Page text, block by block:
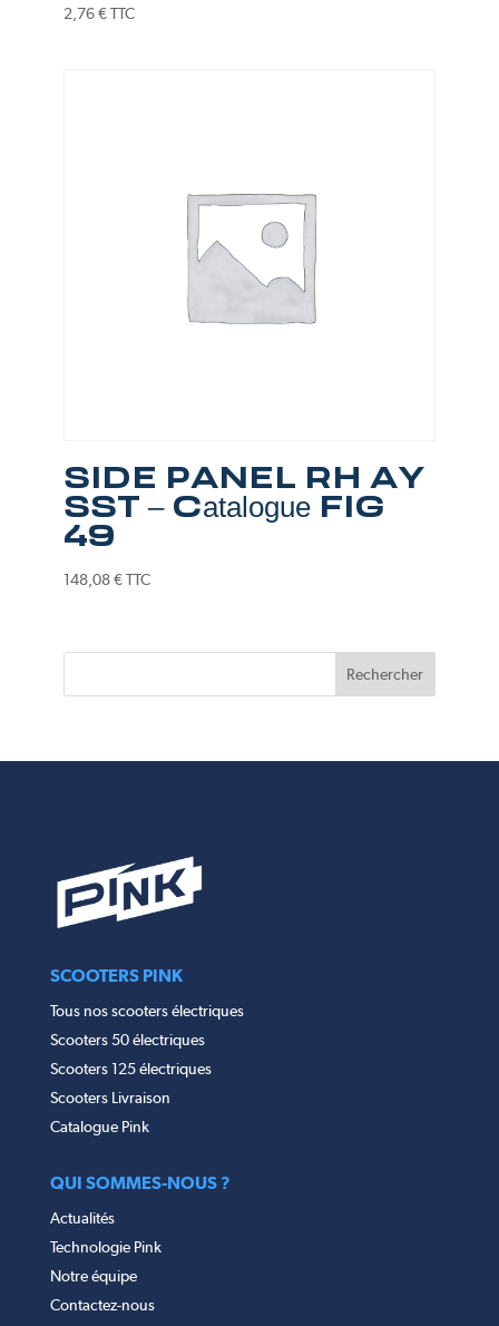
2,76€ TTC
SIDE PANEL RH AY
SST – Catalogue FIG
49
148,08€ TTC
SCOOTERS PINK
Tous nos scooters électriques
Scooters 50 électriques
Scooters 125 électriques
Scooters Livraison
Catalogue Pink
QUI SOMMES-NOUS ?
Actualités
Technologie Pink
Notre équipe
Contactez-nous